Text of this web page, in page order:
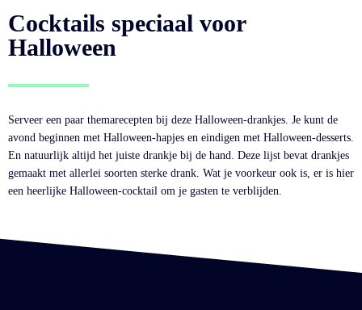
Cocktails speciaal voor
Halloween
Serveer een paar themarecepten bij deze Halloween-drankjes. Je kunt de
avond beginnen met Halloween-hapjes en eindigen met Halloween-desserts.
En natuurlijk altijd het juiste drankje bij de hand. Deze lijst bevat drankjes
gemaakt met allerlei soorten sterke drank. Wat je voorkeur ook is, er is hier
een heerlijke Halloween-cocktail om je gasten te verblijden.